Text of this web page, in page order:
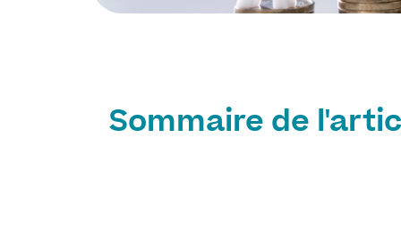
Sommaire de